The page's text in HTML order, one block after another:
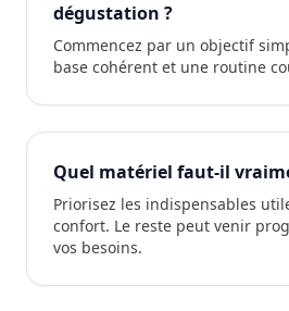
dégustation ?
Commencez par un objectif
base cohérent et une routine
Quel matériel faut-il
Priorisez les indispensables
confort. Le reste peut venir
vos besoins.